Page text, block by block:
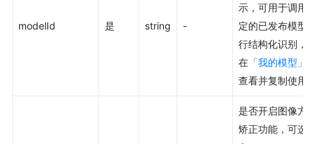
modelId 是 string -
示，可用于调用
定的已发布模型
行结构化识别，
在「我的模型」
查看并复制使用
是否开启图像方
矫正功能，可选